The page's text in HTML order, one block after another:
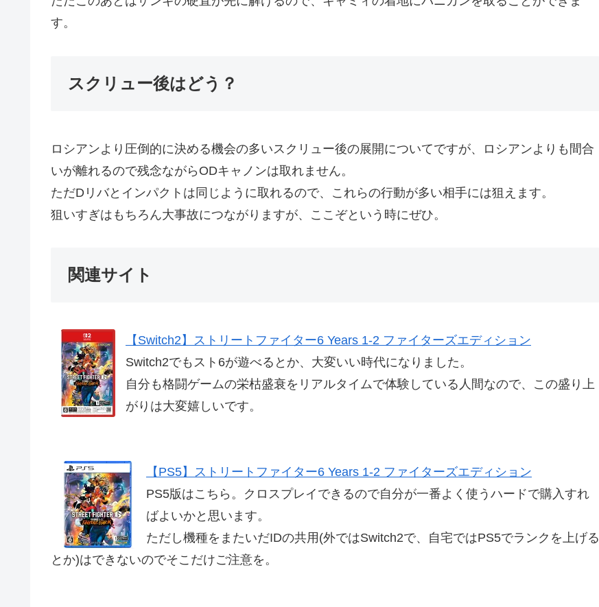
す。
スクリュー後はどう？
ロシアンより圧倒的に決める機会の多いスクリュー後の展開についてですが、ロシアンよりも間合
いが離れるので残念ながらODキャノンは取れません。
ただDリバとインパクトは同じように取れるので、これらの行動が多い相手には狙えます。
狙いすぎはもちろん大事故につながりますが、ここぞという時にぜひ。
関連サイト
【Switch2】ストリートファイター6 Years 1-2 ファイターズエディション
Switch2でもスト6が遊べるとか、大変いい時代になりました。
自分も格闘ゲームの栄枯盛衰をリアルタイムで体験している人間なので、この盛り上
がりは大変嬉しいです。
【PS5】ストリートファイター6 Years 1-2 ファイターズエディション
PS5版はこちら。クロスプレイできるので自分が一番よく使うハードで購入すれ
ばよいかと思います。
ただし機種をまたいだIDの共用(外ではSwitch2で、自宅ではPS5でランクを上げる
とか)はできないのでそこだけご注意を。